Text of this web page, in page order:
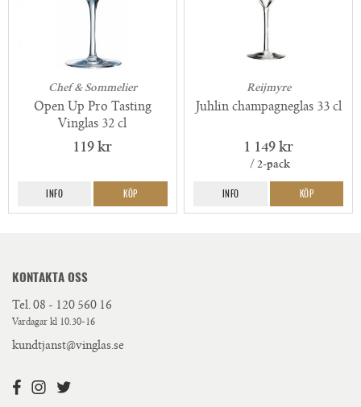
Chef & Sommelier
Open Up Pro Tasting
Vinglas 32 cl
119 kr
INFO KÖP
Reijmyre
Juhlin champagneglas 33 cl
1 149 kr
/ 2-pack
INFO KÖP
KONTAKTA OSS
Tel. 08 - 120 560 16
Vardagar kl 10.30-16
kundtjanst@vinglas.se